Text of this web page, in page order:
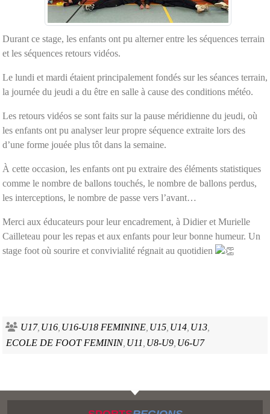
Durant ce stage, les enfants ont pu alterner entre les séquences terrain
et les séquences retours vidéos.
Le lundi et mardi étaient principalement fondés sur les séances terrain,
la journée du jeudi a du être en salle à cause des conditions météo.
Les retours vidéos se sont faits sur la pause méridienne du jeudi, où
les enfants ont pu analyser leur propre séquence extraite lors des
d’une forme jouée plus tôt dans la semaine.
À cette occasion, les enfants ont pu extraire des éléments statistiques
comme le nombre de ballons touchés, le nombre de ballons perdus,
les interceptions, le nombre de passe vers l’avant…
Merci aux éducateurs pour leur encadrement, à Didier et Murielle
Cailleteau pour les repas et aux enfants pour leur bonne humeur. Un
stage foot où sourire et convivialité régnait au quotidien
U17 U16 U16-U18 FEMININE U15 U14 U13
ECOLE DE FOOT FEMININ U11 U8-U9 U6-U7